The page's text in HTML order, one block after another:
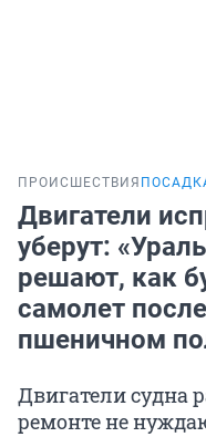
ПРОИСШЕСТВИЯ
Двигатели
уберут:
решают, как
самолет
пшеничном
Двигатели судна
ремонте не